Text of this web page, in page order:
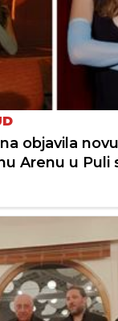
objavila
Arenu u Puli